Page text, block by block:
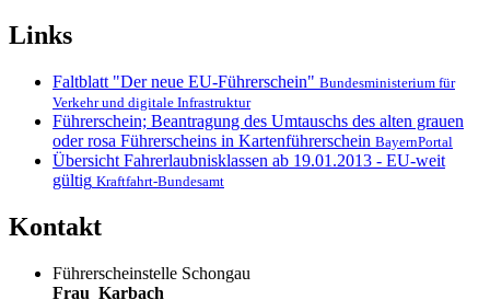
Links
Faltblatt "Der neue EU-Führerschein" Bundesministerium für
Verkehr und digitale Infrastruktur
Führerschein; Beantragung des Umtauschs des alten grauen
oder rosa Führerscheins in Kartenführerschein BayernPortal
Übersicht Fahrerlaubnisklassen ab 19.01.2013 - EU-weit
gültig Kraftfahrt-Bundesamt
Kontakt
Führerscheinstelle Schongau
Frau Karbach